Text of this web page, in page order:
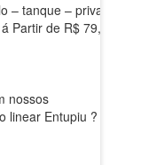
tanque – privada
de R$ 79,90
nossos
linear Entupiu ?